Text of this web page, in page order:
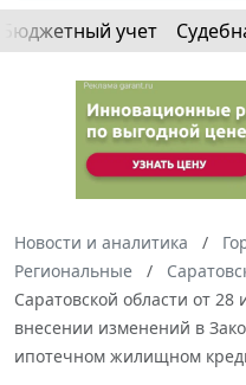
Бюджетный учет
Новости и аналитика
Региональные
Саратовской области от
внесении изменений в
ипотечном жилищном